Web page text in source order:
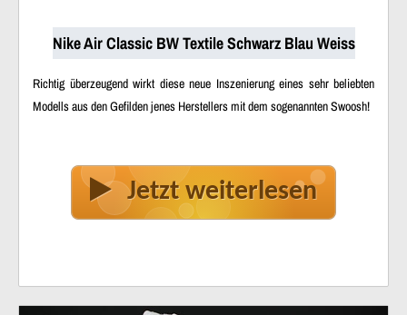
Nike Air Classic BW Textile Schwarz Blau Weiss
Richtig überzeugend wirkt diese neue Inszenierung eines sehr beliebten
Modells aus den Gefilden jenes Herstellers mit dem sogenannten Swoosh!
Jetzt weiterlesen